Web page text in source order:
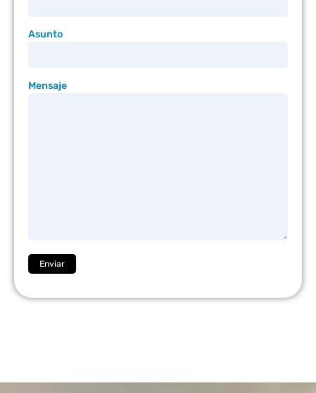
Asunto
Mensaje